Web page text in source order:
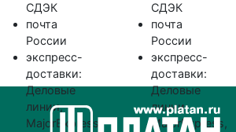
СДЭК
почта
России
экспресс-
доставки:
Деловые
линии,
MajorExpress,
СДЭК
почта
России
экспресс-
доставки:
Деловые
линии,
MajorExpress,